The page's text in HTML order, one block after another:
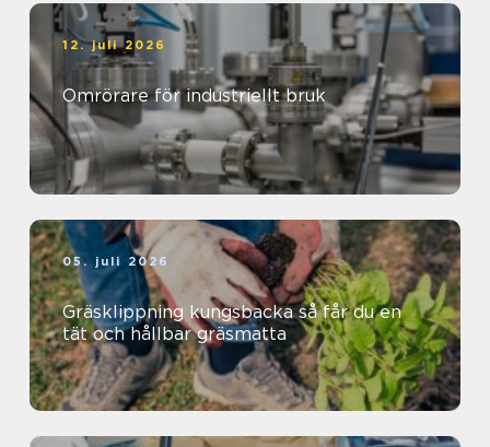
12. juli 2026
Omrörare för industriellt bruk
05. juli 2026
Gräsklippning kungsbacka så får du en
tät och hållbar gräsmatta